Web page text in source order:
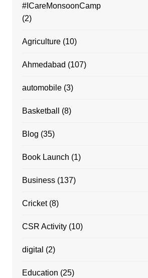
#ICareMonsoonCamp
(2)
Agriculture(10)
Ahmedabad (107)
automobile(3)
Basketball (8)
Blog (35)
Book Launch (1)
Business(137)
Cricket(8)
CSR Activity(10)
digital (2)
Education (25)